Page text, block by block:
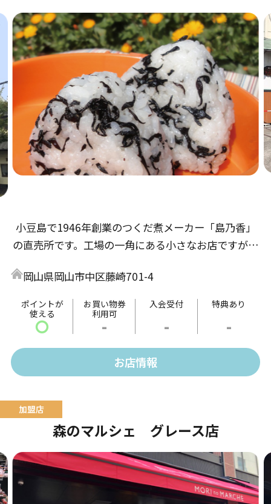
小豆島で1946年創業のつくだ煮メーカー「島乃香」
の直売所です。工場の一角にある小さなお店ですが、
な直売所限定商品も！ぜひご来店くださいませ。
岡山県岡山市中区藤崎701-4
ポイントが
使える
〇
お買い物券
利用可
-
入会受付
-
特典あり
-
お店情報
森のマルシェ グレース店